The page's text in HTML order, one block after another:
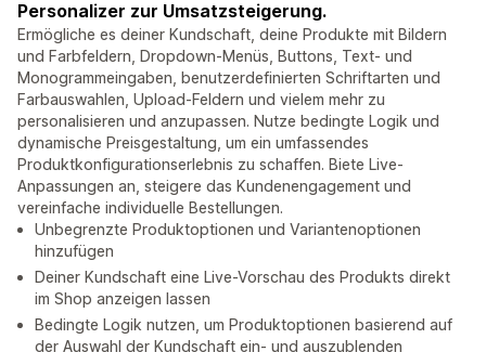
Personalizer zur Umsatzsteigerung.
Ermögliche es deiner Kundschaft, deine Produkte mit Bildern
und Farbfeldern, Dropdown-Menüs, Buttons, Text- und
Monogrammeingaben, benutzerdefinierten Schriftarten und
Farbauswahlen, Upload-Feldern und vielem mehr zu
personalisieren und anzupassen. Nutze bedingte Logik und
dynamische Preisgestaltung, um ein umfassendes
Produktkonfigurationserlebnis zu schaffen. Biete Live-
Anpassungen an, steigere das Kundenengagement und
vereinfache individuelle Bestellungen.
Unbegrenzte Produktoptionen und Variantenoptionen
hinzufügen
Deiner Kundschaft eine Live-Vorschau des Produkts direkt
im Shop anzeigen lassen
Bedingte Logik nutzen, um Produktoptionen basierend auf
der Auswahl der Kundschaft ein- und auszublenden